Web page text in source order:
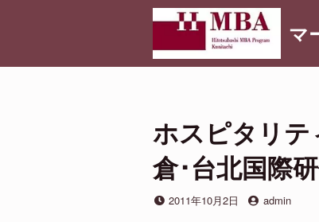
ン
マ
ホスピタリ
倉･台北国際
投
2011年10月2日
投
admin